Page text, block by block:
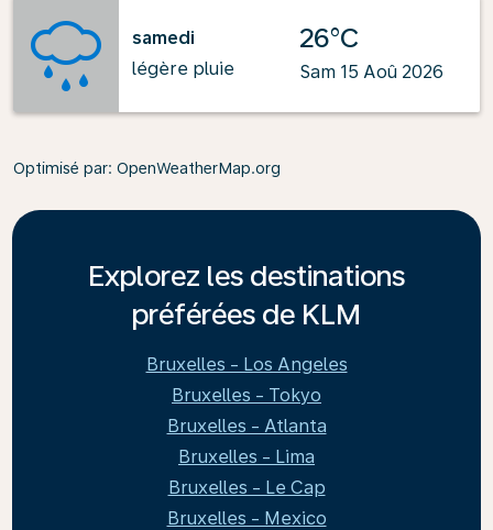
samedi
légère pluie
26°C
Sam 15 Aoû 2026
Optimisé par: OpenWeatherMap.org
Explorez les destinations
préférées de KLM
Bruxelles - Los Angeles
Bruxelles - Tokyo
Bruxelles - Atlanta
Bruxelles - Lima
Bruxelles - Le Cap
Bruxelles - Mexico